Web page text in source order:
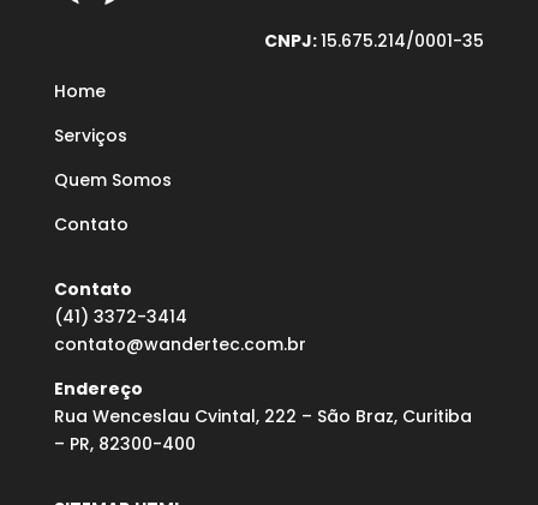
CNPJ:15.675.214/0001-35
Home
Serviços
Quem Somos
Contato
Contato
(41) 3372-3414
contato@wandertec.com.br
Endereço
Rua Wenceslau Cvintal, 222 – São Braz, Curitiba
– PR, 82300-400